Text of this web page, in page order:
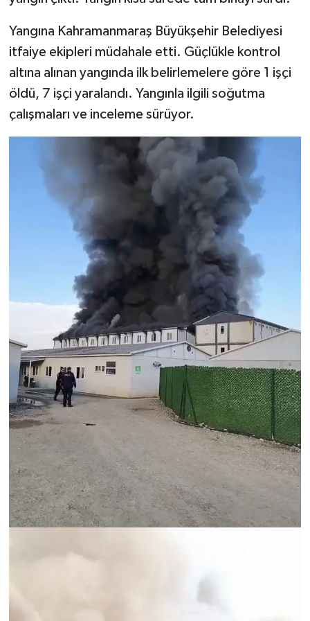
Yangına Kahramanmaraş Büyükşehir Belediyesi
itfaiye ekipleri müdahale etti. Güçlükle kontrol
altına alınan yangında ilk belirlemelere göre 1 işçi
öldü, 7 işçi yaralandı. Yangınla ilgili soğutma
çalışmaları ve inceleme sürüyor.